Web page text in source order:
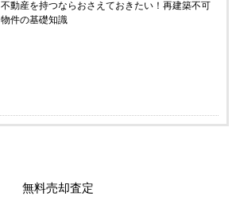
不動産を持つならおさえておきたい！再建築不可
物件の基礎知識
無料売却査定